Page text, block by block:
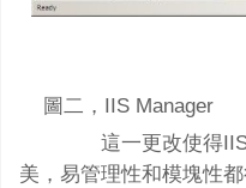
圖二，IIS Manager
這一更改使得IIS
美，易管理性和模塊性